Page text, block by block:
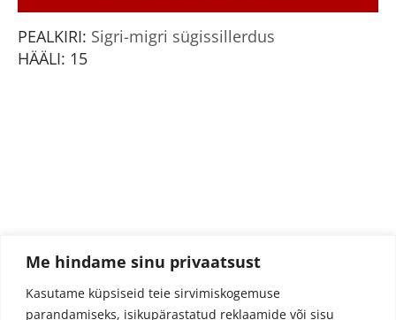
Me hindame sinu privaatsust
Kasutame küpsiseid teie sirvimiskogemuse
parandamiseks, isikupärastatud reklaamide või sisu
PEALKIRI: Sigri-migri sügissillerdus
HÄÄLI: 15